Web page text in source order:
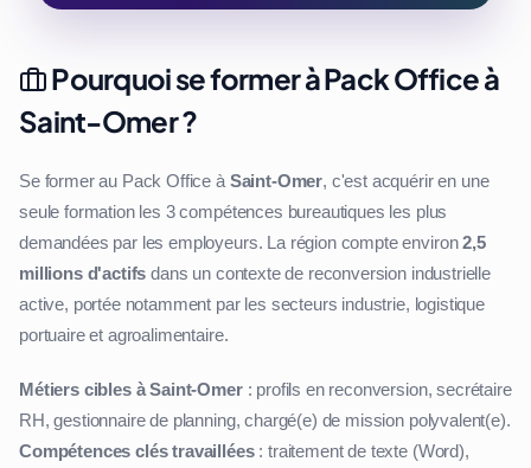
Pourquoi se former à Pack Office à
Saint-Omer ?
Se former au Pack Office àSaint-Omer, c'est acquérir en une
seule formation les 3 compétences bureautiques les plus
demandées par les employeurs. La région compte environ2,5
millions d'actifs dans un contexte de reconversion industrielle
active, portée notamment par les secteurs industrie, logistique
portuaire et agroalimentaire.
Métiers cibles à Saint-Omer: profils en reconversion, secrétaire
RH, gestionnaire de planning, chargé(e) de mission polyvalent(e).
Compétences clés travaillées: traitement de texte (Word),